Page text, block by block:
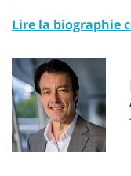
Lire la biographie